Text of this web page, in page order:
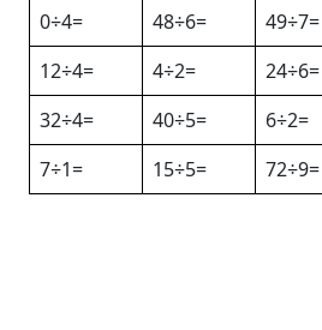
0÷4=
48÷6= 49÷7=
12÷4=
4÷2= 24÷6=
32÷4=
40÷5= 6÷2=
7÷1=
15÷5= 72÷9=